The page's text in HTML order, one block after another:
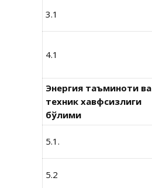
3.1
4.1
Энергия таъминоти ва
техник хавфсизлиги
бўлими
5.1.
5.2